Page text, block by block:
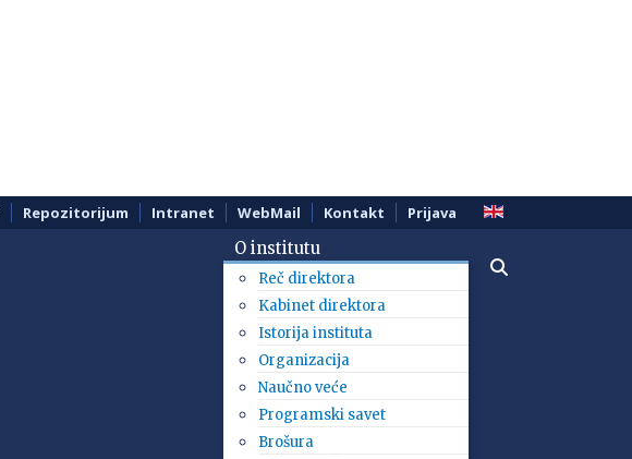
Repozitorijum Intranet WebMail Kontakt Prijava
O institutu
Reč direktora
Kabinet direktora
Istorija instituta
Organizacija
Naučno veće
Programski savet
Brošura